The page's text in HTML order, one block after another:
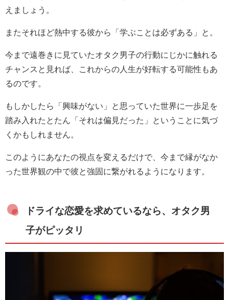
えましょう。
またそれほど熱中する彼から「学ぶことは必ずある」と。
今まで遠巻きに見ていたオタク男子の行動にじかに触れる
チャンスと見れば、これからの人生が好転する可能性もあ
るのです。
もしかしたら「興味がない」と思っていた世界に一歩足を
踏み入れたとたん「それは偏見だった」ということに気づ
くかもしれません。
このようにあなたの視点を変えるだけで、今まで縁がなか
った世界観の中で彼と強固に繋がれるようになります。
ドライな恋愛を求めているなら、オタク男
子がピッタリ